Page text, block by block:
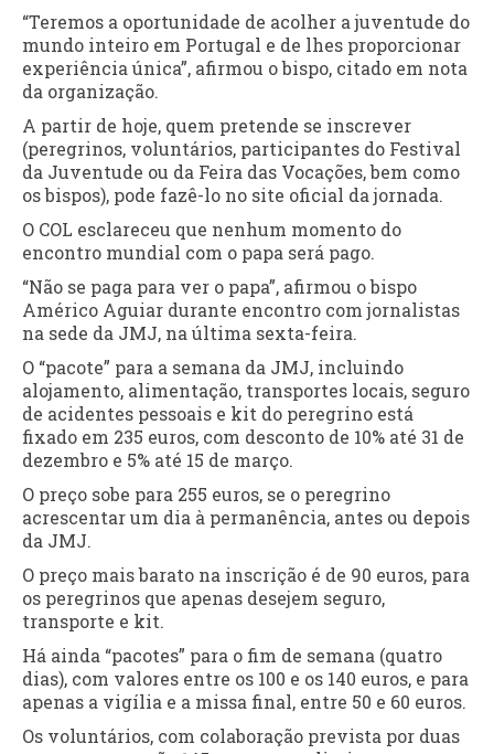
“Teremos a oportunidade de acolher a juventude do
mundo inteiro em Portugal e de lhes proporcionar
experiência única”, afirmou o bispo, citado em nota
da organização.
A partir de hoje, quem pretende se inscrever
(peregrinos, voluntários, participantes do Festival
da Juventude ou da Feira das Vocações, bem como
os bispos), pode fazê-lo no site oficial da jornada.
O COL esclareceu que nenhum momento do
encontro mundial com o papa será pago.
“Não se paga para ver o papa”, afirmou o bispo
Américo Aguiar durante encontro com jornalistas
na sede da JMJ, na última sexta-feira.
O “pacote” para a semana da JMJ, incluindo
alojamento, alimentação, transportes locais, seguro
de acidentes pessoais e kit do peregrino está
fixado em 235 euros, com desconto de 10% até 31 de
dezembro e 5% até 15 de março.
O preço sobe para 255 euros, se o peregrino
acrescentar um dia à permanência, antes ou depois
da JMJ.
O preço mais barato na inscrição é de 90 euros, para
os peregrinos que apenas desejem seguro,
transporte e kit.
Há ainda “pacotes” para o fim de semana (quatro
dias), com valores entre os 100 e os 140 euros, e para
apenas a vigília e a missa final, entre 50 e 60 euros.
Os voluntários, com colaboração prevista por duas